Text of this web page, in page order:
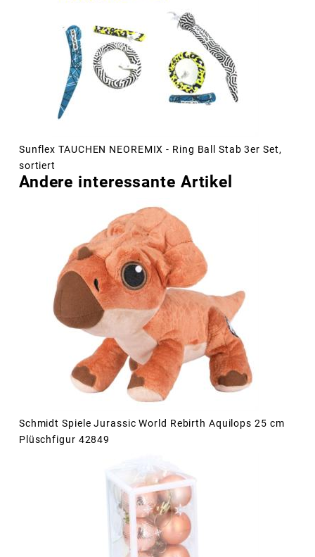
Sunflex TAUCHEN NEOREMIX - Ring Ball Stab 3er Set,
sortiert
Andere interessante Artikel
Schmidt Spiele Jurassic World Rebirth Aquilops 25 cm
Plüschfigur 42849